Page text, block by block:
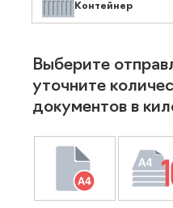
Контейнер
Выберите
уточните
документов в